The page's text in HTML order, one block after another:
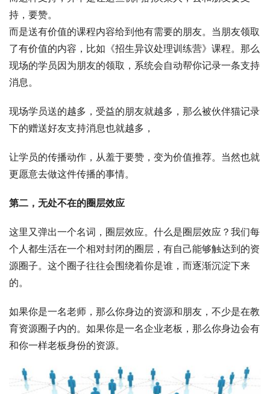
持，要赞。
而是送有价值的课程内容给到他有需要的朋友。当朋友领取
了有价值的内容，比如《招生异议处理训练营》课程。那么
现场的学员因为朋友的领取，系统会自动帮你记录一条支持
消息。
现场学员送的越多，受益的朋友就越多，那么被伙伴猫记录
下的赠送好友支持消息也就越多，
让学员的传播动作，从羞于要赞，变为价值推荐。当然也就
更愿意去做这件传播的事情。
第二，无处不在的圈层效应
这里又弹出一个名词，圈层效应。什么是圈层效应？我们每
个人都生活在一个相对封闭的圈层，有自己能够触达到的资
源圈子。这个圈子往往会围绕着你是谁，而逐渐沉淀下来
的。
如果你是一名老师，那么你身边的资源和朋友，不少是在教
育资源圈子内的。如果你是一名企业老板，那么你身边会有
和你一样老板身份的资源。